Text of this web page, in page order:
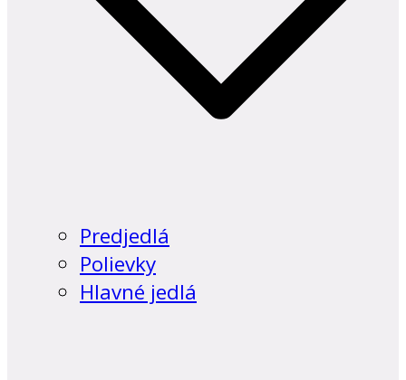
Predjedlá
Polievky
Hlavné jedlá